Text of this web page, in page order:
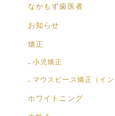
なかもず歯医者
お知らせ
矯正
小児矯正
マウスピース矯正（イン
ホワイトニング